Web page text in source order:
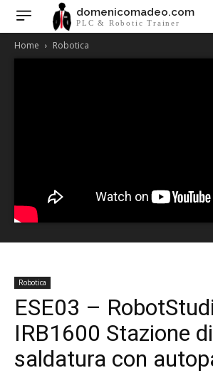
domenicomadeo.com
PLC & Robotic Trainer
Home Robotica
Robotica
ESE03 –
IRB1600 Stazione di
saldatura con